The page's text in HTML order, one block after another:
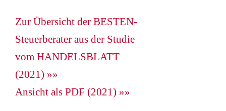
Zur Übersicht der BESTEN-
Steuerberater aus der Studie
vom HANDELSBLATT
(2021) »»
Ansicht als PDF (2021) »»